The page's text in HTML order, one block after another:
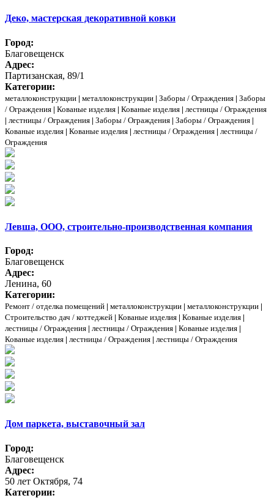
Деко, мастерская декоративной ковки
Город:
Благовещенск
Адрес:
Партизанская, 89/1
Категории:
металлоконструкции | металлоконструкции | Заборы / Ограждения | Заборы
/ Ограждения | Кованые изделия | Кованые изделия | лестницы / Ограждения
| лестницы / Ограждения | Заборы / Ограждения | Заборы / Ограждения |
Кованые изделия | Кованые изделия | лестницы / Ограждения | лестницы /
Ограждения
Левша, ООО, строительно-производственная компания
Город:
Благовещенск
Адрес:
Ленина, 60
Категории:
Ремонт / отделка помещений | металлоконструкции | металлоконструкции |
Строительство дач / коттеджей | Кованые изделия | Кованые изделия |
лестницы / Ограждения | лестницы / Ограждения | Кованые изделия |
Кованые изделия | лестницы / Ограждения | лестницы / Ограждения
Дом паркета, выставочный зал
Город:
Благовещенск
Адрес:
50 лет Октября, 74
Категории: